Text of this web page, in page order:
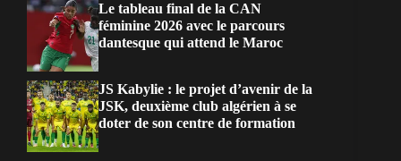
Le tableau final de la CAN
féminine 2026 avec le parcours
dantesque qui attend le Maroc
JS Kabylie : le projet d’avenir de la
JSK, deuxième club algérien à se
doter de son centre de formation